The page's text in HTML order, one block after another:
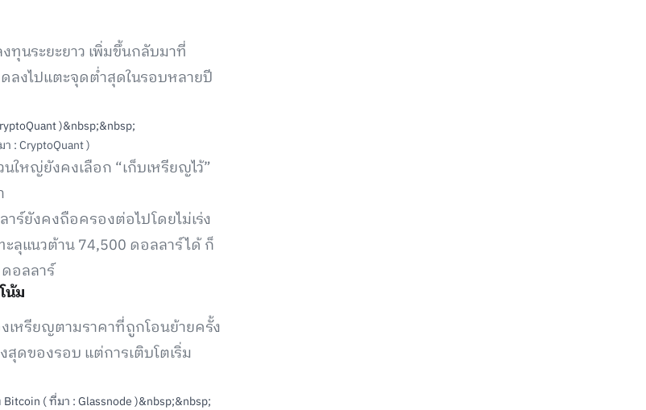
นระยะยาว เพิ่มขึ้นกลับมาที่
ลงไปแตะจุดต่ำสุดในรอบหลายปี
: CryptoQuant )
ใหญ่ยังคงเลือก “เก็บเหรียญไว้”
ยังคงถือครองต่อไปโดยไม่เร่ง
ลุแนวต้าน 74,500 ดอลลาร์ได้ ก็
อลลาร์
น้ม
เหรียญตามราคาที่ถูกโอนย้ายครั้ง
ดของรอบ แต่การเติบโตเริ่ม